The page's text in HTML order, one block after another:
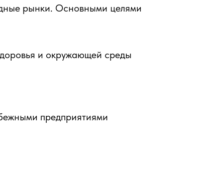
рынки. Основными целями
и окружающей среды
предприятиями